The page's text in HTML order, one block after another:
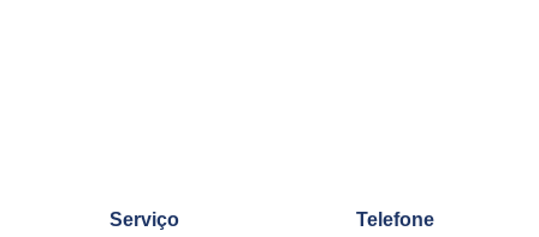
Serviço Telefone